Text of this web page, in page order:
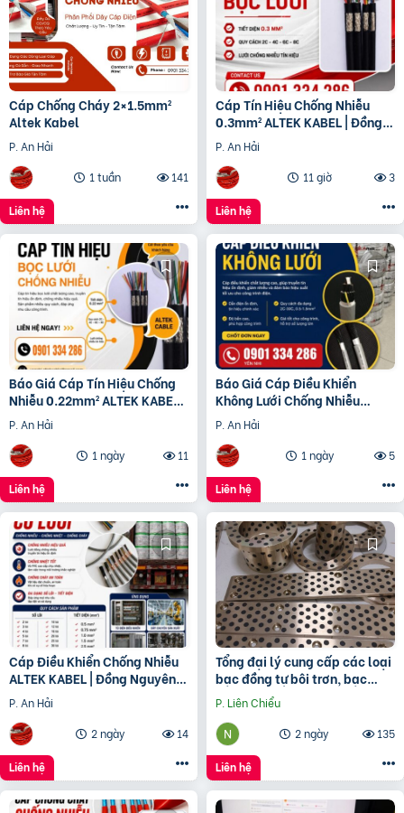
Cáp Chống Cháy 2×1.5mm²
Altek Kabel
P. An Hải
1 tuần
141
Liên hệ
Cáp Tín Hiệu Chống Nhiễu
0.3mm² ALTEK KABEL | Đồng
Nguyên Chất 100%
P. An Hải
11 giờ
3
Liên hệ
Báo Giá Cáp Tín Hiệu Chống
Nhiễu 0.22mm² ALTEK KABEL |
Đồng Nguyên Chất 100%
P. An Hải
1 ngày
11
Liên hệ
Báo Giá Cáp Điều Khiển
Không Lưới Chống Nhiễu
ALTEK KABEL | Đồng Nguyên
Chất 100%
P. An Hải
1 ngày
5
Liên hệ
Cáp Điều Khiển Chống Nhiễu
ALTEK KABEL | Đồng Nguyên
Chất 100%, Chất Lượng Cao
P. An Hải
2 ngày
14
Liên hệ
Tổng đại lý cung cấp các loại
bạc đồng tự bôi trơn, bạc
cầu, bạc Graphite
P. Liên Chiểu
2 ngày
135
Liên hệ